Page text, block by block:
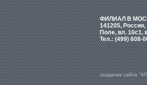
ФИЛИАЛ В
141205,
Поле, вл. 10с1,
Тел.: (499) 608-
создание сайта